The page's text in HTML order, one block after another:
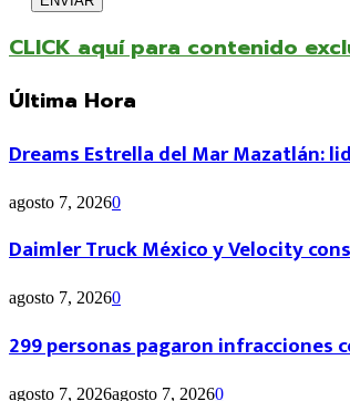
CLICK aquí para contenido
Última Hora
Dreams Estrella del Mar Mazatlán:
agosto 7, 20260
Daimler Truck México y Velocity
agosto 7, 20260
299 personas pagaron infracciones
agosto 7, 2026agosto 7, 20260